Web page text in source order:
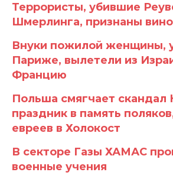
Террористы, убившие
Шмерлинга, признаны
Внуки пожилой женщины,
Париже, вылетели из
Францию
Польша смягчает скандал
праздник в память
евреев в Холокост
В секторе Газы ХАМАС
военные учения